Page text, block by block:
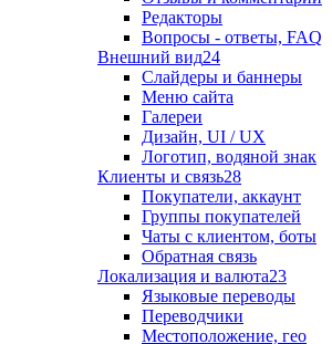
Редакторы
Вопросы - ответы, FAQ
Внешний вид24
Слайдеры и баннеры
Меню сайта
Галереи
Дизайн, UI / UX
Логотип, водяной знак
Клиенты и связь28
Покупатели, аккаунт
Группы покупателей
Чаты с клиентом, боты
Обратная связь
Локализация и валюта23
Языковые переводы
Переводчики
Местоположение, гео